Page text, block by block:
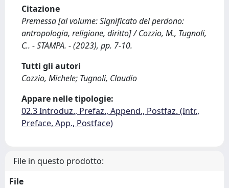
Citazione
Premessa [al volume: Significato del perdono:
antropologia, religione, diritto] / Cozzio, M., Tugnoli,
C.. - STAMPA. - (2023), pp. 7-10.
Tutti gli autori
Cozzio, Michele; Tugnoli, Claudio
Appare nelle tipologie:
02.3 Introduz., Prefaz., Append., Postfaz. (Intr.,
Preface, App., Postface)
File in questo prodotto:
File